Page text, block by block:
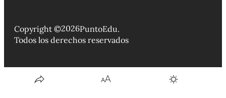
Copyright ©2026PuntoEdu.
Todos los derechos reservados